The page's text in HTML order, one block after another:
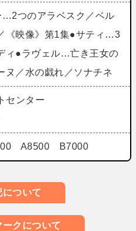
…2つのアラベスク／ベル
《映像》第1集●サティ…3
ィ●ラヴェル…亡き王女の
ヌ／水の戯れ／ソナチネ
センター
A8500 B7000
ついて
クについて